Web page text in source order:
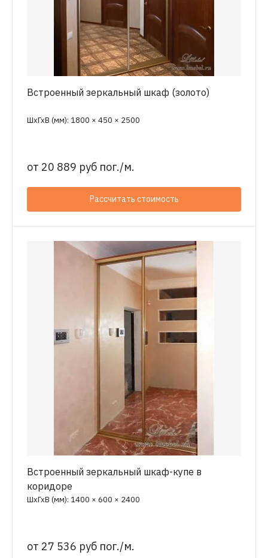
Встроенный зеркальный шкаф (золото)
ШхГхВ (мм): 1800 × 450 × 2500
от 20 889 руб пог./м.
Рассчитать стоимость
Встроенный зеркальный шкаф-купе в
коридоре
ШхГхВ (мм): 1400 × 600 × 2400
от 27 536 руб пог./м.